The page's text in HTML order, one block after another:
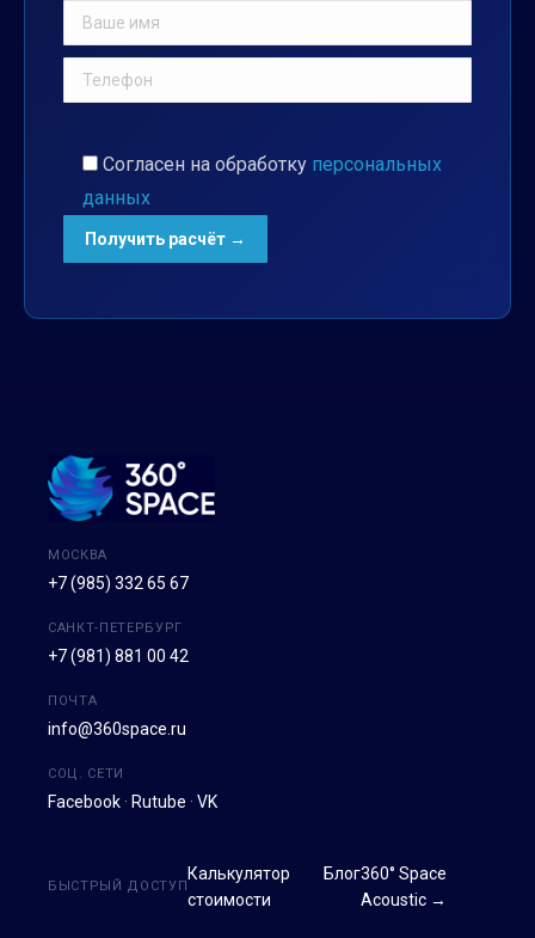
Согласен на обработку персональных
данных
МОСКВА
+7 (985) 332 65 67
САНКТ-ПЕТЕРБУРГ
+7 (981) 881 00 42
ПОЧТА
info@360space.ru
СОЦ. СЕТИ
Facebook · Rutube · VK
БЫСТРЫЙ ДОСТУП
Калькулятор
стоимости
Блог360° Space
Acoustic →